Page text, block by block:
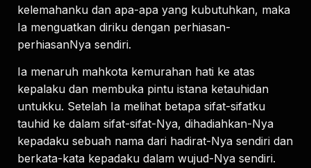
kelemahanku dan apa-apa yang kubutuhkan, maka
Ia menguatkan diriku dengan perhiasan-
perhiasanNya sendiri.
Ia menaruh mahkota kemurahan hati ke atas
kepalaku dan membuka pintu istana ketauhidan
untukku. Setelah Ia melihat betapa sifat-sifatku
tauhid ke dalam sifat-sifat-Nya, dihadiahkan-Nya
kepadaku sebuah nama dari hadirat-Nya sendiri dan
berkata-kata kepadaku dalam wujud-Nya sendiri.